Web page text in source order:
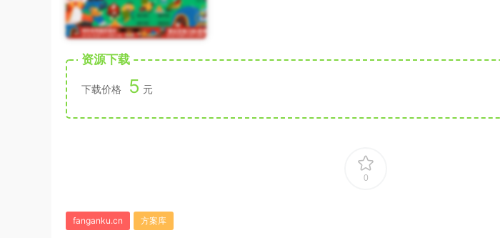
资源下载
下载价格 5 元
0
fanganku.cn 方案库